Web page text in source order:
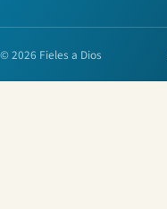
© 2026 Fieles a Dios